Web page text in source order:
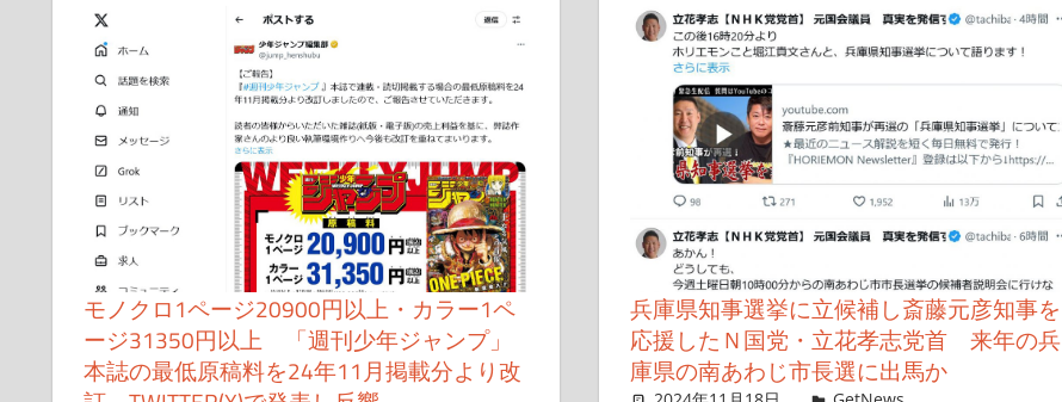
モノクロ1ページ20900円以上・カラー1ペ
ージ31350円以上 「週刊少年ジャンプ」
本誌の最低原稿料を24年11月掲載分より改
兵庫県知事選挙に立候補し斎藤元彦知事を
応援したＮ国党・立花孝志党首 来年の兵
庫県の南あわじ市長選に出馬か